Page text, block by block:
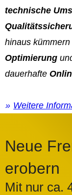
technische
hinaus
Optimierung
dauerhafte
Weitere
Neue
erobern
Mit nur ca.